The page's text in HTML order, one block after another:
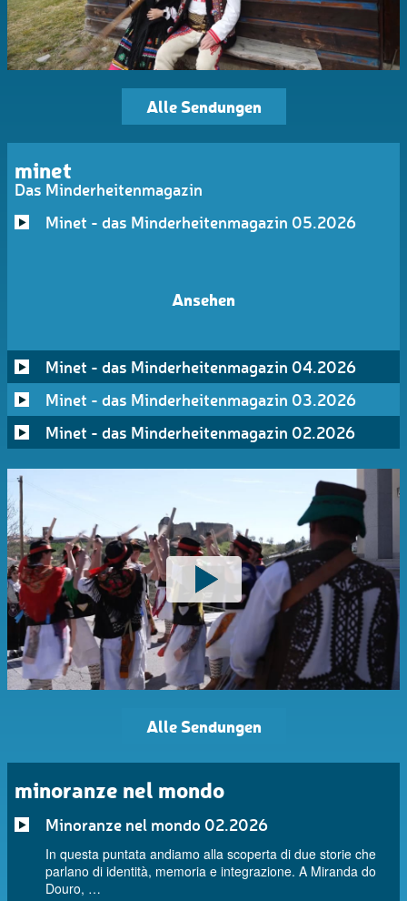
Alle Sendungen
minet
Das Minderheitenmagazin
Minet - das Minderheitenmagazin 05.2026
Ansehen
Minet - das Minderheitenmagazin 04.2026
Minet - das Minderheitenmagazin 03.2026
Minet - das Minderheitenmagazin 02.2026
Alle Sendungen
minoranze nel mondo
Minoranze nel mondo 02.2026
In questa puntata andiamo alla scoperta di due storie che
parlano di identità, memoria e integrazione. A Miranda do
Douro, …